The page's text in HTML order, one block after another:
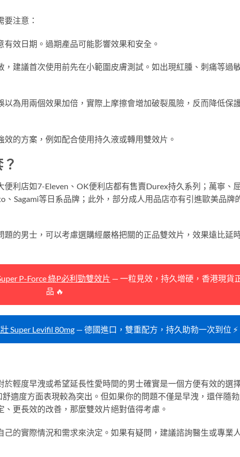
注意：
效日期。過期產品可能影響效果和安全。
建議首次使用前先在小範圍皮膚測試。如出現紅腫、刺痛等過
為用兩個效果加倍，實際上摩擦會增加破裂風險，反而降低保
的方案，例如配合使用持久液或轉用雙效片。
利店如7-Eleven、OK便利店都有售賣Durex持久系列；萬寧、
Sagami等日系品牌；此外，部分成人用品店亦有引進歐美品牌
的男士，可以考慮選購經嚴格把關的正品雙效片，效果遠比延
P-Force 綠P必利勁雙效片 — 一粒見效，持久增硬，香港現貨
品 🔥
Super Levifil 80mg — 德國進口，雙重配方，持久助勃一次到位 ⚡
於輕度早洩或希望延長性愛時間的男士確實是一個方便有效的選
適度方面表現較為突出。但如果你的問題不僅是早洩，還伴隨
更長效的改善，那麼雙效片絕對值得考慮。
的實際情況和需求來決定。如果有疑問，建議諮詢醫生或專業